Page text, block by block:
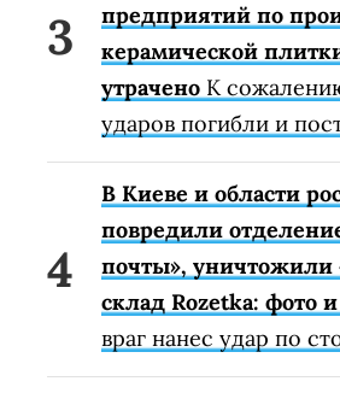
предприятий по
керамической
утрачено К
ударов погибли и
В Киеве и области
повредили
почты», уничтожили
склад Rozetka: фото
враг нанес удар по